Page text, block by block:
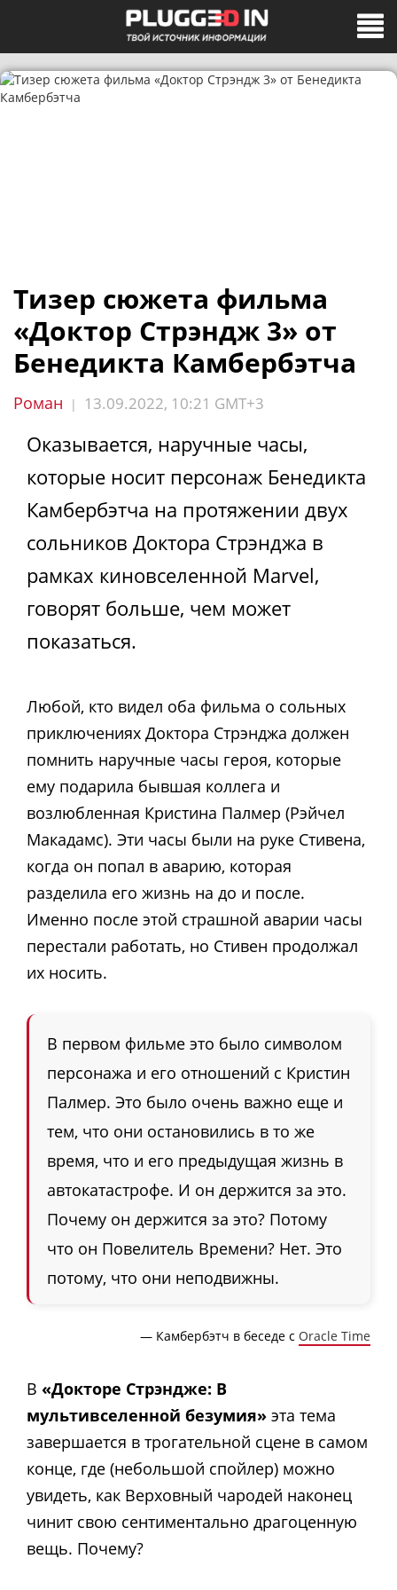
Тизер сюжета фильма
«Доктор Стрэндж 3» от
Бенедикта Камбербэтча
Роман | 13.09.2022, 10:21 GMT+3
Оказывается, наручные часы,
которые носит персонаж Бенедикта
Камбербэтча на протяжении двух
сольников Доктора Стрэнджа в
рамках киновселенной Marvel,
говорят больше, чем может
показаться.
Любой, кто видел оба фильма о сольных
приключениях Доктора Стрэнджа должен
помнить наручные часы героя, которые
ему подарила бывшая коллега и
возлюбленная Кристина Палмер (Рэйчел
Макадамс). Эти часы были на руке Стивена,
когда он попал в аварию, которая
разделила его жизнь на до и после.
Именно после этой страшной аварии часы
перестали работать, но Стивен продолжал
их носить.
В первом фильме это было символом
персонажа и его отношений с Кристин
Палмер. Это было очень важно еще и
тем, что они остановились в то же
время, что и его предыдущая жизнь в
автокатастрофе. И он держится за это.
Почему он держится за это? Потому
что он Повелитель Времени? Нет. Это
потому, что они неподвижны.
— Камбербэтч в беседе с Oracle Time
В «Докторе Стрэндже: В
мультивселенной безумия» эта тема
завершается в трогательной сцене в самом
конце, где (небольшой спойлер) можно
увидеть, как Верховный чародей наконец
чинит свою сентиментально драгоценную
вещь. Почему?